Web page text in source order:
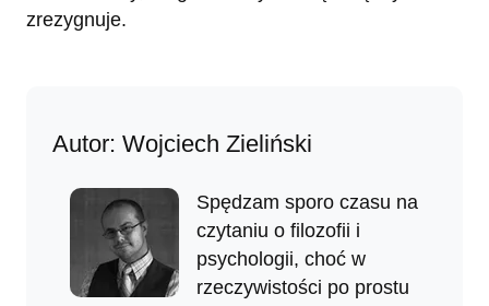
zrezygnuje.
Autor: Wojciech Zieliński
Spędzam sporo czasu na
czytaniu o filozofii i
psychologii, choć w
rzeczywistości po prostu